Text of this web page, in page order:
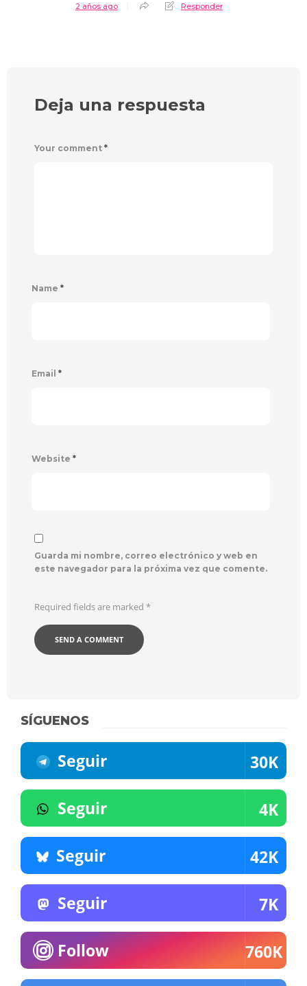
2 años ago Responder
Deja una respuesta
Your comment *
Name *
Email *
Website *
Guarda mi nombre, correo electrónico y web en
este navegador para la próxima vez que comente.
Required fields are marked *
SÍGUENOS
Seguir 30K
Seguir 4K
Seguir 42K
Seguir 7K
Follow 760K